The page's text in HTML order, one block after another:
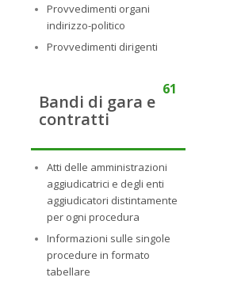
Provvedimenti organi
indirizzo-politico
Provvedimenti dirigenti
61
Bandi di gara e
contratti
Atti delle amministrazioni
aggiudicatrici e degli enti
aggiudicatori distintamente
per ogni procedura
Informazioni sulle singole
procedure in formato
tabellare